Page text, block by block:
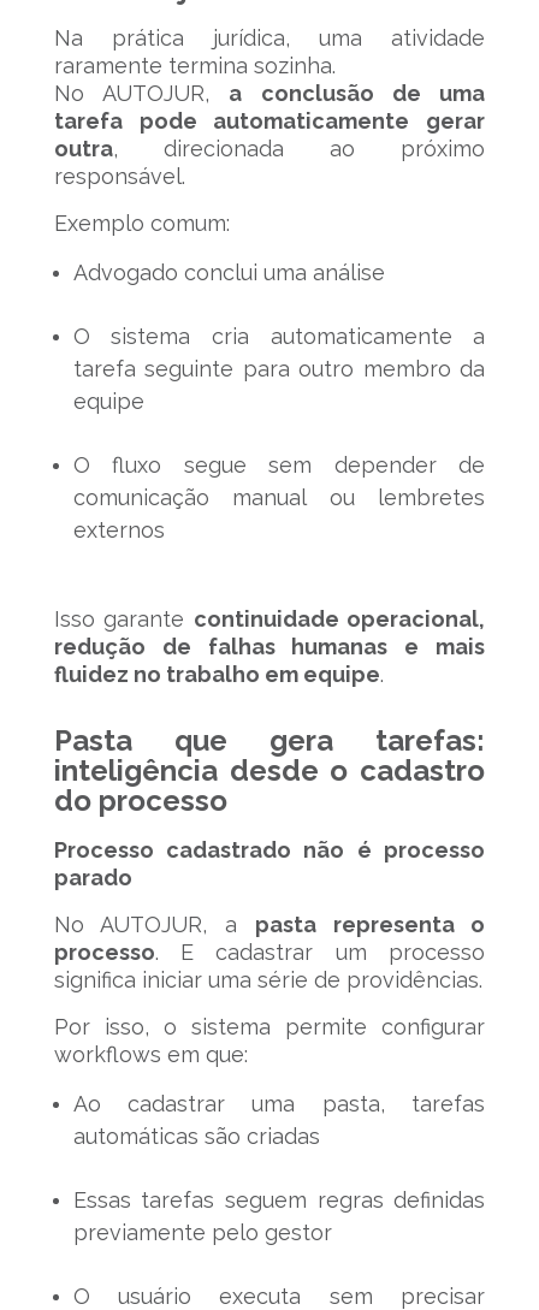
Na prática jurídica, uma atividade
raramente termina sozinha.
No AUTOJUR, a conclusão de uma
tarefa pode automaticamente gerar
outra, direcionada ao próximo
responsável.
Exemplo comum:
Advogado conclui uma análise
O sistema cria automaticamente a
tarefa seguinte para outro membro da
equipe
O fluxo segue sem depender de
comunicação manual ou lembretes
externos
Isso garante continuidade operacional,
redução de falhas humanas e mais
fluidez no trabalho em equipe.
Pasta que gera tarefas:
inteligência desde o cadastro
do processo
Processo cadastrado não é processo
parado
No AUTOJUR, a pasta representa o
processo. E cadastrar um processo
significa iniciar uma série de providências.
Por isso, o sistema permite configurar
workflows em que:
Ao cadastrar uma pasta, tarefas
automáticas são criadas
Essas tarefas seguem regras definidas
previamente pelo gestor
O usuário executa sem precisar